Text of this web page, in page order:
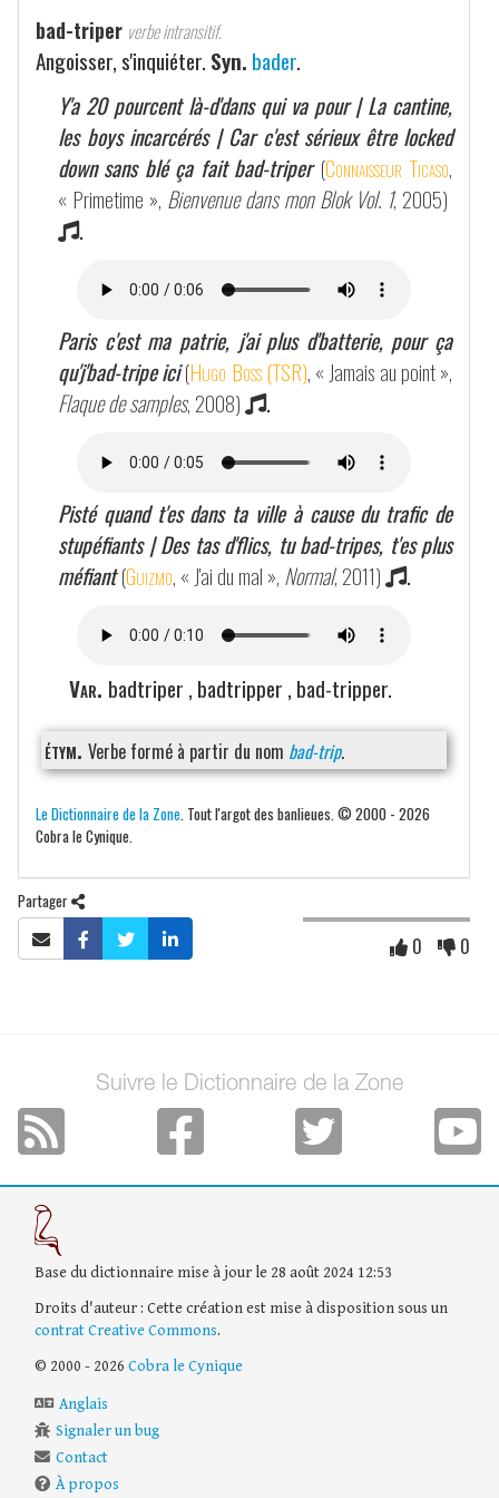
bad-triper verbe intransitif.
Angoisser, s'inquiéter. Syn. bader.
Y'a 20 pourcent là-d'dans qui va pour | La cantine,
les boys incarcérés | Car c'est sérieux être locked
down sans blé ça fait bad-triper (Connaisseur Ticaso,
« Primetime », Bienvenue dans mon Blok Vol. 1, 2005)
.
Paris c'est ma patrie, j'ai plus d'batterie, pour ça
qu'j'bad-tripe ici(Hugo Boss (TSR), « Jamais au point »,
Flaque de samples, 2008) .
Pisté quand t'es dans ta ville à cause du trafic de
stupéfiants | Des tas d'flics, tu bad-tripes, t'es plus
méfiant (Guizmo, « J'ai du mal », Normal, 2011) .
Var. badtriper , badtripper , bad-tripper.
étym. Verbe formé à partir du nom bad-trip.
Le Dictionnaire de la Zone . Tout l'argot des banlieues. © 2000 - 2026
Cobra le Cynique.
Partager
0 0
Suivre le Dictionnaire de la Zone
Base du dictionnaire mise à jour le 28 août 2024 12:53
Droits d'auteur : Cette création est mise à disposition sous un
contrat Creative Commons.
© 2000 - 2026 Cobra le Cynique
Anglais
Signaler un bug
Contact
À propos